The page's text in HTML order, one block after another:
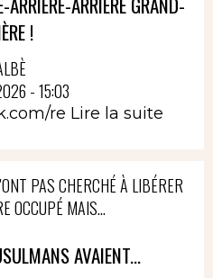
!
- 15:03
re Lire la suite
PAS CHERCHÉ À LIBÉRER
OCCUPÉ MAIS...
AVAIENT...